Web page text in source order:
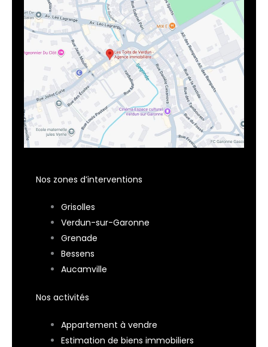
Nos zones d’interventions
Grisolles
Verdun-sur-Garonne
Grenade
Bessens
Aucamville
Nos activités
Appartement à vendre
Estimation de biens immobiliers